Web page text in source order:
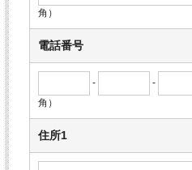
角）
電話番号
- -
角）
住所1